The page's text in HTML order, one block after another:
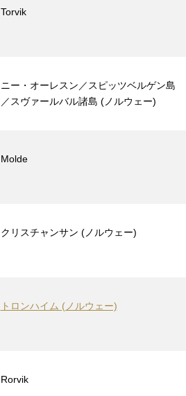
Torvik
ニー・オーレスン／スピッツベルゲン島
／スヴァールバル諸島 (ノルウェー)
Molde
クリスチャンサン (ノルウェー)
トロンハイム (ノルウェー)
Rorvik